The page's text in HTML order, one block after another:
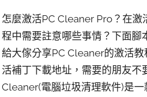
怎麼激活PC Cleaner Pro？在激
程中需要註意哪些事情？下面腳
給大傢分享PC Cleaner的激活教
活補丁下載地址，需要的朋友不
Cleaner(電腦垃圾清理軟件)是